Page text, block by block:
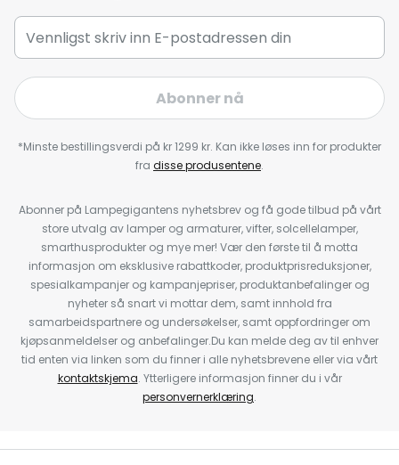
Abonner nå
*Minste bestillingsverdi på kr 1299 kr. Kan ikke løses inn for produkter
fra disse produsentene.
Abonner på Lampegigantens nyhetsbrev og få gode tilbud på vårt
store utvalg av lamper og armaturer, vifter, solcellelamper,
smarthusprodukter og mye mer! Vær den første til å motta
informasjon om eksklusive rabattkoder, produktprisreduksjoner,
spesialkampanjer og kampanjepriser, produktanbefalinger og
nyheter så snart vi mottar dem, samt innhold fra
samarbeidspartnere og undersøkelser, samt oppfordringer om
kjøpsanmeldelser og anbefalinger.Du kan melde deg av til enhver
tid enten via linken som du finner i alle nyhetsbrevene eller via vårt
kontaktskjema. Ytterligere informasjon finner du i vår
personvernerklæring.